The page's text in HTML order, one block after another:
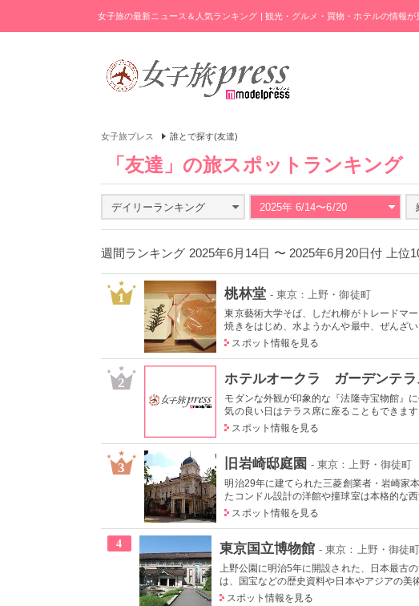
女子旅の最新ニュース＆人気ランキング | 観光・グルメ・買物・ホテルの情報が
女子旅プレス 誰とで探す(友達)
「友達」の旅スポットランキング
デイリーランキング 2025年 6/14〜6/20
週間ランキング 2025年6月14日 〜 2025年6月20日付 上位
1 桃林堂 - 東京：上野・御徒町
東京藝術大学そば、しだれ柳がトレードマ
焼きをはじめ、水ようかんや最中、ぜんざ
スポット情報を見る
2 ホテルオークラ ガーデンテラ
モダンな外観が印象的な『法隆寺宝物館』
気の良い日はテラス席に座ることもできま
スポット情報を見る
3 旧岩崎邸庭園 - 東京：上野・御徒町
明治29年に建てられた三菱創業者・岩崎家
たコンドル設計の洋館や撞球室は本格的な
スポット情報を見る
4 東京国立博物館 - 東京：上野・御徒町
上野公園に明治5年に開設された、日本最古
は、国宝などの歴史資料や日本やアジアの美
スポット情報を見る